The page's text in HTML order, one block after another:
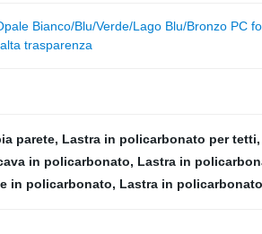
Bianco/Blu/Verde/Lago Blu/Bronzo PC
trasparenza
parete, Lastra in policarbonato per tetti
in policarbonato, Lastra in
in policarbonato, Lastra in